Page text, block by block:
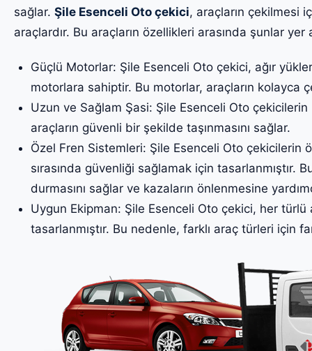
sağlar. Şile Esenceli Oto çekici, araçların çekilmesi
araçlardır. Bu araçların özellikleri arasında şunlar yer
Güçlü Motorlar: Şile Esenceli Oto çekici, ağır
motorlara sahiptir. Bu motorlar, araçların kolayca
Uzun ve Sağlam Şasi: Şile Esenceli Oto
araçların güvenli bir şekilde taşınmasını sağlar.
Özel Fren Sistemleri: Şile Esenceli Oto çekicilerin
sırasında güvenliği sağlamak için tasarlanmıştır.
durmasını sağlar ve kazaların önlenmesine
Uygun Ekipman: Şile Esenceli Oto çekici, her türlü
tasarlanmıştır. Bu nedenle, farklı araç türleri için